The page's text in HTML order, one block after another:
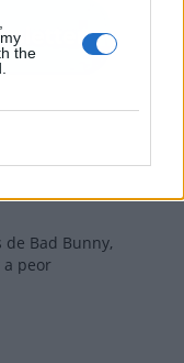
the
de Bad Bunny,
a peor